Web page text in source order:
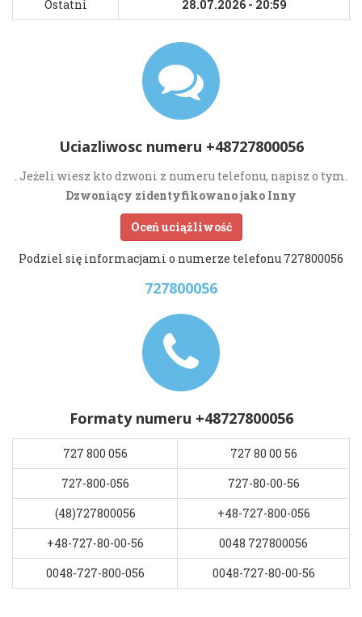
Ostatni 28.07.2026 - 20:59
Uciazliwosc numeru +48727800056
. Jeżeli wiesz kto dzwoni z numeru telefonu, napisz o tym.
Dzwoniący zidentyfikowano jako Inny
Oceń uciążliwość
Podziel się informacjami o numerze telefonu 727800056
727800056
Formaty numeru +48727800056
727 800 056
727 80 00 56
727-800-056
727-80-00-56
(48)727800056
+48-727-800-056
+48-727-80-00-56
0048 727800056
0048-727-800-056
0048-727-80-00-56